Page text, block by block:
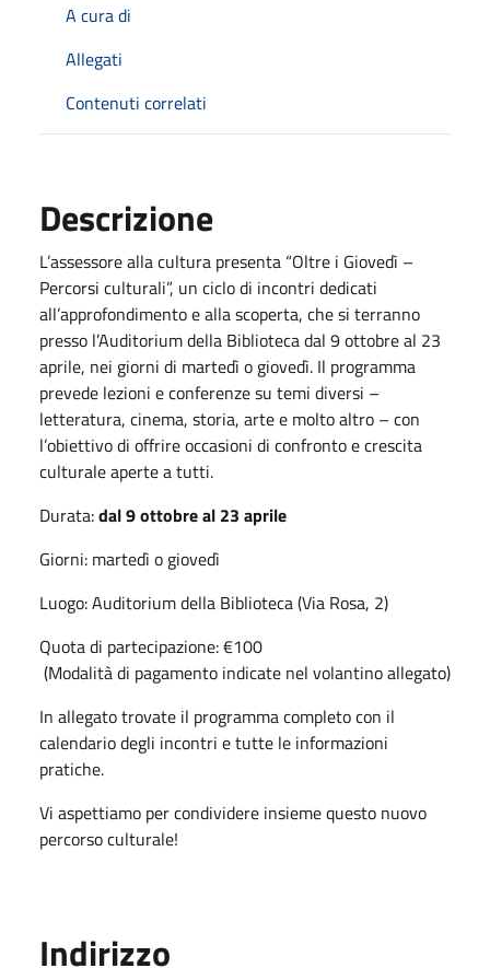
A cura di
Allegati
Contenuti correlati
Descrizione
L’assessore alla cultura presenta “Oltre i Giovedì –
Percorsi culturali”, un ciclo di incontri dedicati
all’approfondimento e alla scoperta, che si terranno
presso l’Auditorium della Biblioteca dal 9 ottobre al 23
aprile, nei giorni di martedì o giovedì. Il programma
prevede lezioni e conferenze su temi diversi –
letteratura, cinema, storia, arte e molto altro – con
l’obiettivo di offrire occasioni di confronto e crescita
culturale aperte a tutti.
Durata:dal 9 ottobre al 23 aprile
Giorni: martedì o giovedì
Luogo: Auditorium della Biblioteca (Via Rosa, 2)
Quota di partecipazione: €100
(Modalità di pagamento indicate nel volantino allegato)
In allegato trovate il programma completo con il
calendario degli incontri e tutte le informazioni
pratiche.
Vi aspettiamo per condividere insieme questo nuovo
percorso culturale!
Indirizzo